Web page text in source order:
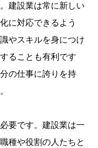
建設業は常に新しい
に対応できるよう
やスキルを身につけ
ることも有利です
の仕事に誇りを持
要です。建設業は一
種や役割の人たちと